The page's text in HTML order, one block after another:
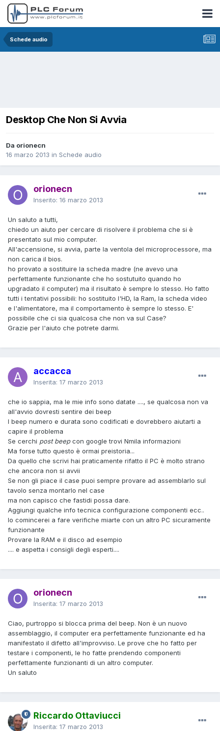
Schede audio
Desktop Che Non Si Avvia
Da orionecn
16 marzo 2013 in Schede audio
orionecn
Inserito: 16 marzo 2013
Un saluto a tutti,
chiedo un aiuto per cercare di risolvere il problema che si è
presentato sul mio computer.
All'accensione, si avvia, parte la ventola del microprocessore, ma
non carica il bios.
ho provato a sostituire la scheda madre (ne avevo una
perfettamente funzionante che ho sostutuito quando ho
upgradato il computer) ma il risultato è sempre lo stesso. Ho fatto
tutti i tentativi possibili: ho sostituito l'HD, la Ram, la scheda video
e l'alimentatore, ma il comportamento è sempre lo stesso. E'
possibile che ci sia qualcosa che non va sul Case?
Grazie per l'aiuto che potrete darmi.
accacca
Inserita: 17 marzo 2013
che io sappia, ma le mie info sono datate ...., se qualcosa non va
all'avvio dovresti sentire dei beep
I beep numero e durata sono codificati e dovrebbero aiutarti a
capire il problema
Se cerchi post beepcon google trovi Nmila informazioni
Ma forse tutto questo è ormai preistoria...
Da quello che scrivi hai praticamente rifatto il PC è molto strano
che ancora non si avvii
Se non gli piace il case puoi sempre provare ad assemblarlo sul
tavolo senza montarlo nel case
ma non capisco che fastidi possa dare.
Aggiungi qualche info tecnica configurazione componenti ecc..
Io comincerei a fare verifiche miarte con un altro PC sicuramente
funzionante
Provare la RAM e il disco ad esempio
.... e aspetta i consigli degli esperti....
orionecn
Inserita: 17 marzo 2013
Ciao, purtroppo si blocca prima del beep. Non è un nuovo
assemblaggio, il computer era perfettamente funzionante ed ha
manifestato il difetto all'improvviso. Le prove che ho fatto per
testare i componenti, le ho fatte prendendo componenti
perfettamente funzionanti di un altro computer.
Un saluto
Riccardo Ottaviucci
Inserita: 17 marzo 2013